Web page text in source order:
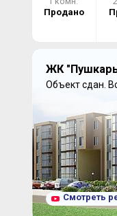
Продано
ЖК
Объект сдан.
Смотреть